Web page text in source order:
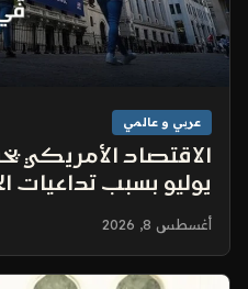
عربي و عالمي
يوليو بسبب تداعيات
أغسطس 8, 2026